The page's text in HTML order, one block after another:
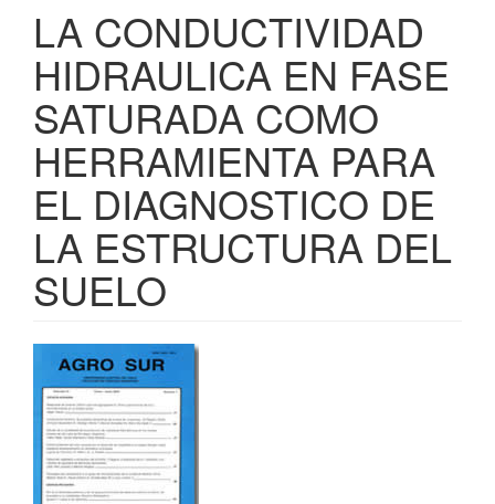
LA CONDUCTIVIDAD
HIDRAULICA EN FASE
SATURADA COMO
HERRAMIENTA PARA
EL DIAGNOSTICO DE
LA ESTRUCTURA DEL
SUELO
Barra
lateral
del
artículo